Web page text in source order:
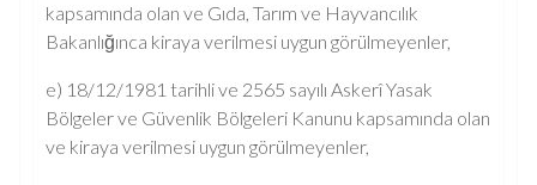
kapsamında olan ve Gıda, Tarım ve Hayvancılık
Bakanlığınca kiraya verilmesi uygun görülmeyenler,
e) 18/12/1981 tarihli ve 2565 sayılı Askerî Yasak
Bölgeler ve Güvenlik Bölgeleri Kanunu kapsamında olan
ve kiraya verilmesi uygun görülmeyenler,